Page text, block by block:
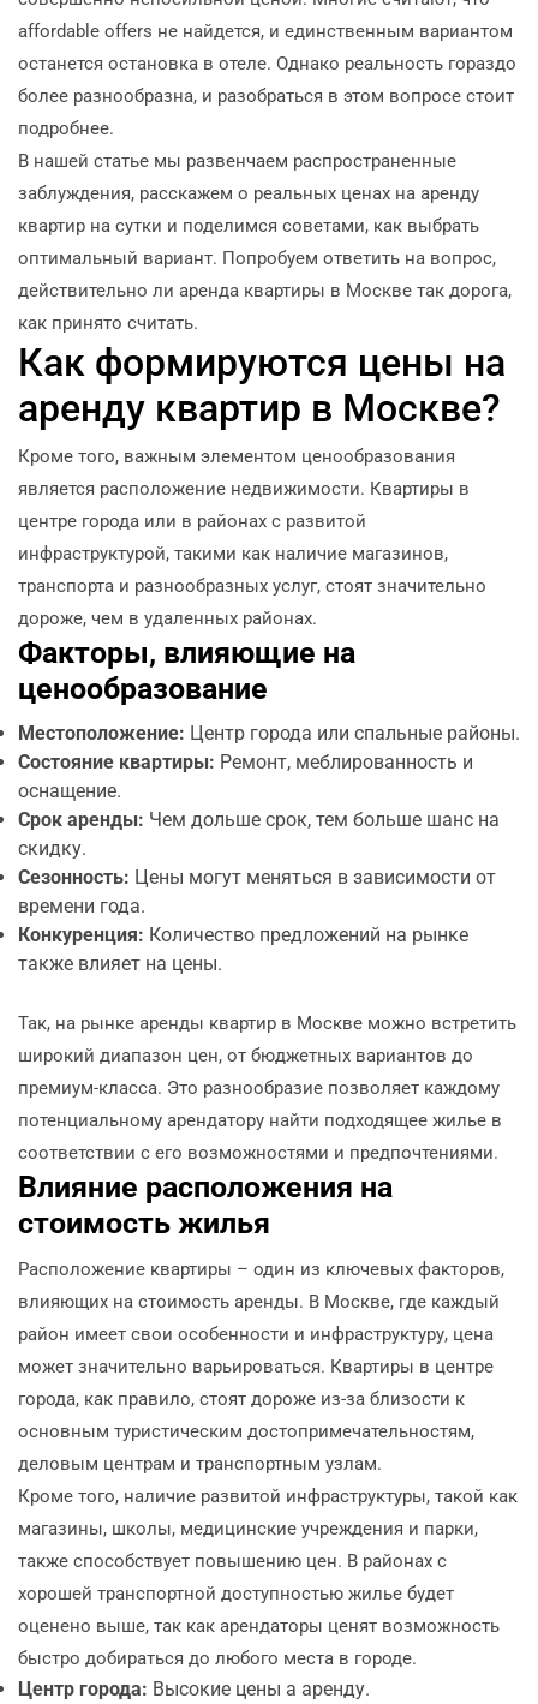
affordable offers не найдется, и единственным вариантом
останется остановка в отеле. Однако реальность гораздо
более разнообразна, и разобраться в этом вопросе стоит
подробнее.
В нашей статье мы развенчаем распространенные
заблуждения, расскажем о реальных ценах на аренду
квартир на сутки и поделимся советами, как выбрать
оптимальный вариант. Попробуем ответить на вопрос,
действительно ли аренда квартиры в Москве так дорога,
как принято считать.
Как формируются цены на
аренду квартир в Москве?
Кроме того, важным элементом ценообразования
является расположение недвижимости. Квартиры в
центре города или в районах с развитой
инфраструктурой, такими как наличие магазинов,
транспорта и разнообразных услуг, стоят значительно
дороже, чем в удаленных районах.
Факторы, влияющие на
ценообразование
Местоположение: Центр города или спальные районы.
Состояние квартиры: Ремонт, меблированность и
оснащение.
Срок аренды: Чем дольше срок, тем больше шанс на
скидку.
Сезонность: Цены могут меняться в зависимости от
времени года.
Конкуренция: Количество предложений на рынке
также влияет на цены.
Так, на рынке аренды квартир в Москве можно встретить
широкий диапазон цен, от бюджетных вариантов до
премиум-класса. Это разнообразие позволяет каждому
потенциальному арендатору найти подходящее жилье в
соответствии с его возможностями и предпочтениями.
Влияние расположения на
стоимость жилья
Расположение квартиры – один из ключевых факторов,
влияющих на стоимость аренды. В Москве, где каждый
район имеет свои особенности и инфраструктуру, цена
может значительно варьироваться. Квартиры в центре
города, как правило, стоят дороже из-за близости к
основным туристическим достопримечательностям,
деловым центрам и транспортным узлам.
Кроме того, наличие развитой инфраструктуры, такой как
магазины, школы, медицинские учреждения и парки,
также способствует повышению цен. В районах с
хорошей транспортной доступностью жилье будет
оценено выше, так как арендаторы ценят возможность
быстро добираться до любого места в городе.
Центр города: Высокие цены а аренду.